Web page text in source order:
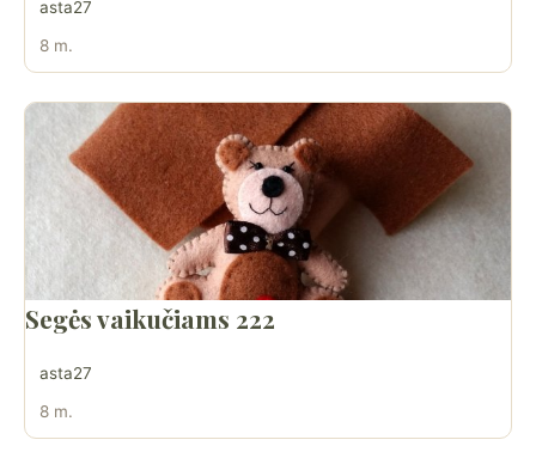
asta27
8 m.
Segės vaikučiams 222
asta27
8 m.